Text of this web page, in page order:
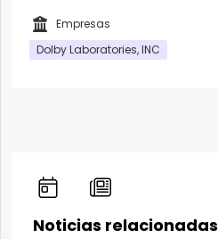
Empresas
Dolby Laboratories, INC
Noticias relacionadas